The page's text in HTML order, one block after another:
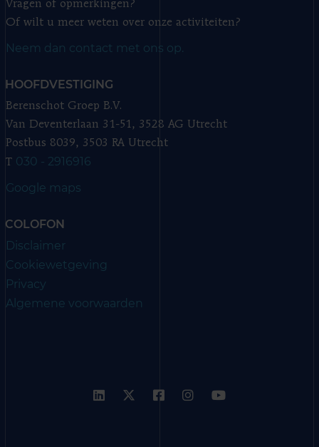
Vragen of opmerkingen?
Of wilt u meer weten over onze activiteiten?
Neem dan contact met ons op.
HOOFDVESTIGING
Berenschot Groep B.V.
Van Deventerlaan 31-51, 3528 AG Utrecht
Postbus 8039, 3503 RA Utrecht
T 030 - 2916916
Google maps
COLOFON
Disclaimer
Cookiewetgeving
Privacy
Algemene voorwaarden